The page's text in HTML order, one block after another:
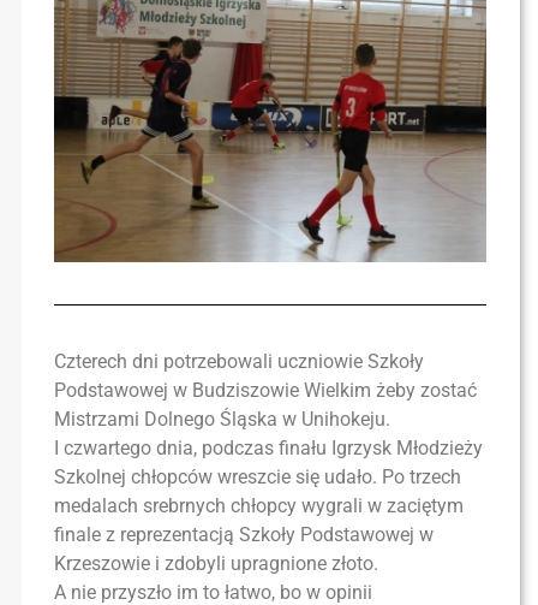
Czterech dni potrzebowali uczniowie Szkoły
Podstawowej w Budziszowie Wielkim żeby zostać
Mistrzami Dolnego Śląska w Unihokeju.
I czwartego dnia, podczas finału Igrzysk Młodzieży
Szkolnej chłopców wreszcie się udało. Po trzech
medalach srebrnych chłopcy wygrali w zaciętym
finale z reprezentacją Szkoły Podstawowej w
Krzeszowie i zdobyli upragnione złoto.
A nie przyszło im to łatwo, bo w opinii